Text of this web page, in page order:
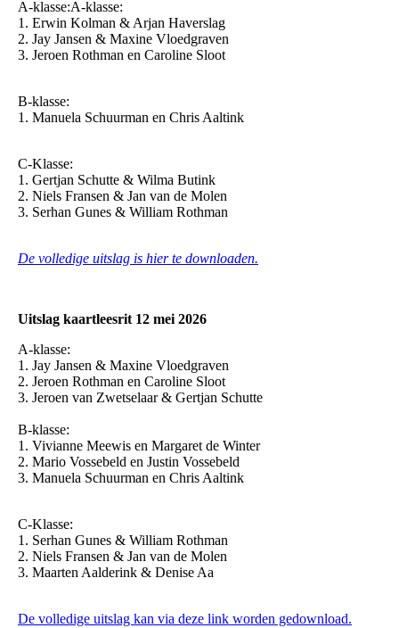
A-klasse:A-klasse:
1. Erwin Kolman & Arjan Haverslag
2. Jay Jansen & Maxine Vloedgraven
3. Jeroen Rothman en Caroline Sloot
B-klasse:
1. Manuela Schuurman en Chris Aaltink
C-Klasse:
1. Gertjan Schutte & Wilma Butink
2. Niels Fransen & Jan van de Molen
3. Serhan Gunes & William Rothman
De volledige uitslag is hier te downloaden.
Uitslag kaartleesrit 12 mei 2026
A-klasse:
1. Jay Jansen & Maxine Vloedgraven
2. Jeroen Rothman en Caroline Sloot
3. Jeroen van Zwetselaar & Gertjan Schutte
B-klasse:
1. Vivianne Meewis en Margaret de Winter
2. Mario Vossebeld en Justin Vossebeld
3. Manuela Schuurman en Chris Aaltink
C-Klasse:
1. Serhan Gunes & William Rothman
2. Niels Fransen & Jan van de Molen
3. Maarten Aalderink & Denise Aa
De volledige uitslag kan via deze link worden gedownload.